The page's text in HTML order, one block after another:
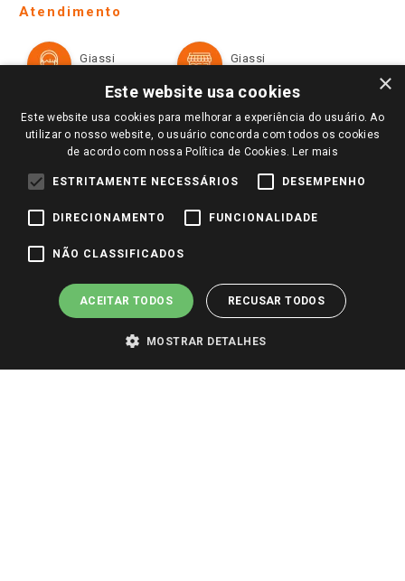
Ofertas
Televendas
Notícias
Perguntas frequentes
Identidade Visual
Formas de Pagamento
Trocas e Devoluções
Atendimento
Giassi
Giassi
Redes Sociais
Pagamento e Segurança
×
Este website usa cookies
Este website usa cookies para melhorar a experiência do usuário. Ao
utilizar o nosso website, o usuário concorda com todos os cookies
de acordo com nossa Política de Cookies. Ler mais
ESTRITAMENTE NECESSÁRIOS DESEMPENHO
DIRECIONAMENTO FUNCIONALIDADE
NÃO CLASSIFICADOS
ACEITAR TODOS RECUSAR TODOS
MOSTRAR DETALHES